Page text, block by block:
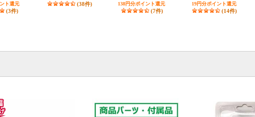
ト還元
(3件)
(38件)
ック】 61-N7200CC-V
138円分ポイント還元
(7件)
19円分ポイント還元
(14件)